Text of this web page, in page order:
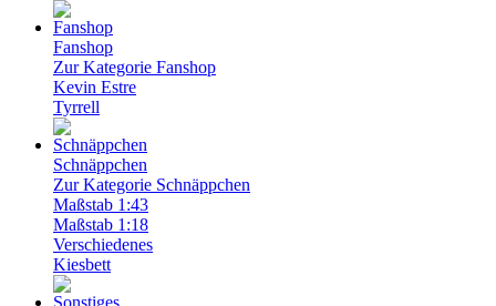
Fanshop
Zur Kategorie Fanshop
Kevin Estre
Tyrrell
Schnäppchen
Zur Kategorie Schnäppchen
Maßstab 1:43
Maßstab 1:18
Verschiedenes
Kiesbett